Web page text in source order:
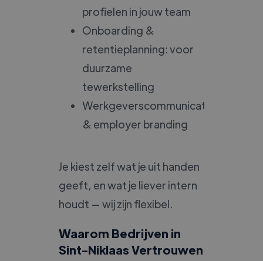
profielen in jouw team
Onboarding &
retentieplanning: voor
duurzame
tewerkstelling
Werkgeverscommunicatie
& employer branding
Je kiest zelf wat je uit handen
geeft, en wat je liever intern
houdt — wij zijn flexibel.
Waarom Bedrijven in
Sint-Niklaas Vertrouwen